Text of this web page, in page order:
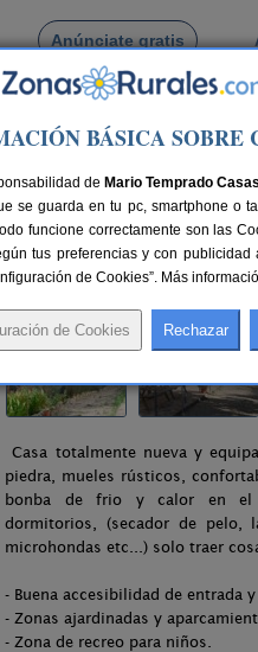
Anúnciate gratis
135 km de Granada
Casa totalmente nueva y
piedra, mueles rústicos,
bonba de frio y calor en el
dormitorios, (secador de pelo,
microhondas etc...) solo traer
- Buena accesibilidad de entrada
- Zonas ajardinadas y
- Zona de recreo para niños.
BÁSICA SOBRE
de Mario Temprado Casas
se guarda en tu pc, smartphone o
funcione correctamente son las
tus preferencias y con
de Cookies”. Más